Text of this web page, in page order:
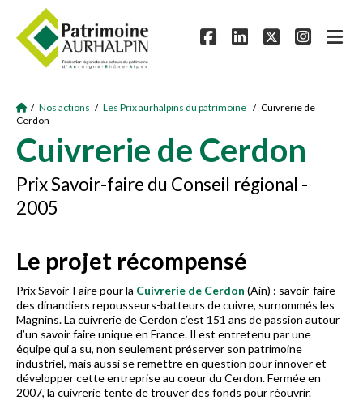
/ Nos actions / Les Prix aurhalpins du patrimoine / Cuivrerie de
Cerdon
Cuivrerie de Cerdon
Prix Savoir-faire du Conseil régional -
2005
Le projet récompensé
Prix Savoir-Faire pour la Cuivrerie de Cerdon (Ain) : savoir-faire
des dinandiers repousseurs-batteurs de cuivre, surnommés les
Magnins. La cuivrerie de Cerdon c’est 151 ans de passion autour
d’un savoir faire unique en France. Il est entretenu par une
équipe qui a su, non seulement préserver son patrimoine
industriel, mais aussi se remettre en question pour innover et
développer cette entreprise au coeur du Cerdon. Fermée en
2007, la cuivrerie tente de trouver des fonds pour réouvrir.